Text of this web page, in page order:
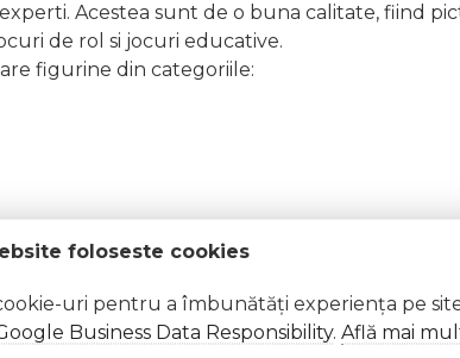
Acestea sunt de o buna calitate, fiind
de rol si jocuri educative.
figurine din categoriile:
actualizate. Excepții pentru care informațiile prezentate
fără a ne informa în prealabil. În cazul apariției unor diferențe,
foloseste cookies
uri pentru a îmbunătăți experiența pe
Business Data Responsibility. Află mai